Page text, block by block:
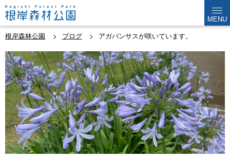
MENU
根岸森林公園 ブログ アガパンサスが咲いています。